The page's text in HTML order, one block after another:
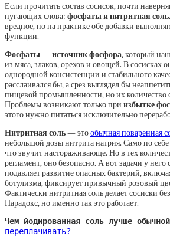
Если прочитать состав сосисок, почти
пугающих слова: фосфаты и нитритная соль.
вредное, но на практике обе добавки
функции.
Фосфаты — источник фосфора, который
из мяса, злаков, орехов и овощей. В сосисках
однородной консистенции и стабильного
расслаивался бы, а срез выглядел бы
пищевой промышленности, но их количество
Проблемы возникают только при избытке
этого нужно питаться исключительно
Нитритная соль— этообычная поваренная
небольшой дозы нитрита натрия. Само по
что звучит настораживающе. Но в тех
регламент, оно безопасно. А вот задачи у
подавляет развитие опасных бактерий,
ботулизма, фиксирует привычный розовый
Фактически нитритная соль делает сосиски
Парадокс, но именно так это работает.
Чем йодированная соль лучше
переплачивать?